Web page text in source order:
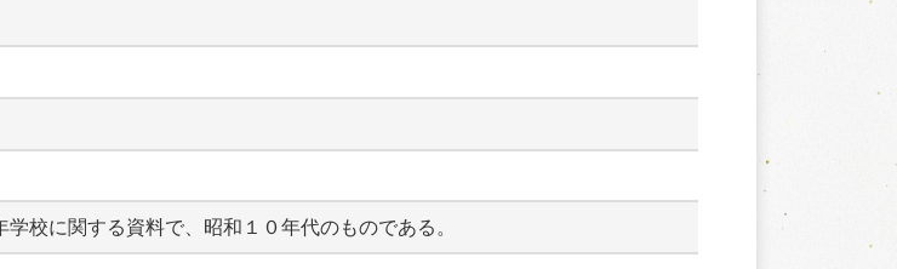
校に関する資料で、昭和１０年代のものである。